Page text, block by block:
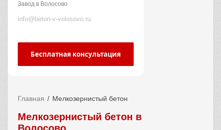
Завод в Волосово
info@beton-v-volosovo.ru
Бесплатная консультация
Главная Мелкозернистый бетон
Мелкозернистый бетон в